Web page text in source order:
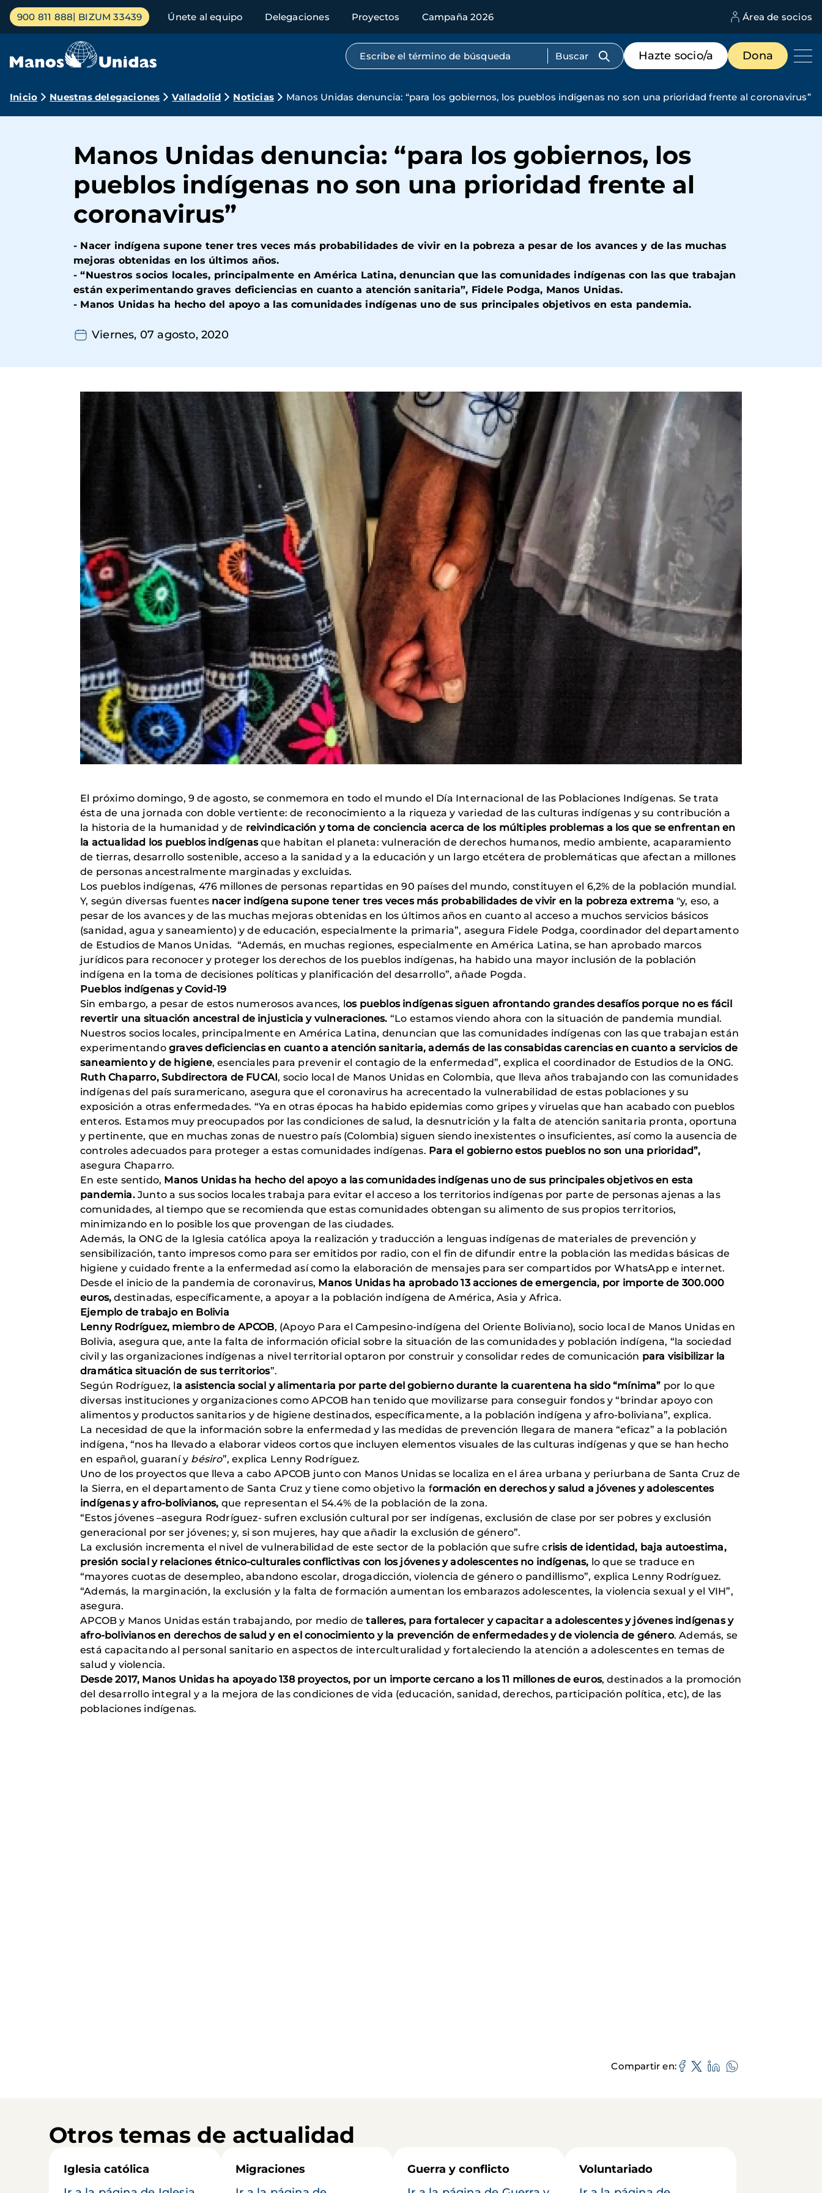
Pasar
contenido
Menú
principal
900 811 888 BIZUM 33439 Únete al equipo Delegaciones Proyectos Campaña 2026 Área de socios
Búsqueda por texto completo
Menú
de
destacados
Hazte socio/a Dona
Ruta
navegación
Inicio Nuestras delegaciones Valladolid Noticias Manos Unidas denuncia: “para los gobiernos, los pueblos indígenas no son una prioridad frente al coronavirus”
Manos Unidas denuncia: “para los gobiernos, los
pueblos indígenas no son una prioridad frente al
coronavirus”
- Nacer indígena supone tener tres veces más probabilidades de vivir en la pobreza a pesar de los avances y de las muchas
mejoras obtenidas en los últimos años.
-“Nuestros socios locales, principalmente en América Latina, denuncian que las comunidades indígenas con las que trabajan
están experimentando graves deficiencias en cuanto a atención sanitaria”, Fidele Podga, Manos Unidas.
- Manos Unidas ha hecho del apoyo a las comunidades indígenas uno de sus principales objetivos en esta pandemia.
Viernes, 07 agosto, 2020
El próximo domingo, 9 de agosto, se conmemora en todo el mundo el Día Internacional de las Poblaciones Indígenas. Se trata
ésta de una jornada con doble vertiente: de reconocimiento a la riqueza y variedad de las culturas indígenas y su contribución a
la historia de la humanidad y de reivindicación y toma de conciencia acerca de los múltiples problemas a los que se enfrentan en
la actualidad los pueblos indígenasque habitan el planeta: vulneración de derechos humanos, medio ambiente, acaparamiento
de tierras, desarrollo sostenible, acceso a la sanidad y a la educación y un largo etcétera de problemáticas que afectan a millones
de personas ancestralmente marginadas y excluidas.
Los pueblos indígenas, 476 millones de personas repartidas en 90 países del mundo, constituyen el 6,2% de la población mundial.
Y, según diversas fuentes nacer indígena supone tener tres veces más probabilidades de vivir en la pobreza extrema "y, eso, a
pesar de los avances y de las muchas mejoras obtenidas en los últimos años en cuanto al acceso a muchos servicios básicos
(sanidad, agua y saneamiento) y de educación, especialmente la primaria”, asegura Fidele Podga, coordinador del departamento
de Estudios de Manos Unidas. “Además, en muchas regiones, especialmente en América Latina, se han aprobado marcos
jurídicos para reconocer y proteger los derechos de los pueblos indígenas, ha habido una mayor inclusión de la población
indígena en la toma de decisiones políticas y planificación del desarrollo”, añade Pogda.
Pueblos indígenas y Covid-19
Sin embargo, a pesar de estos numerosos avances, los pueblos indígenas siguen afrontando grandes desafíos porque no es fácil
revertir una situación ancestral de injusticia y vulneraciones. “Lo estamos viendo ahora con la situación de pandemia mundial.
Nuestros socios locales, principalmente en América Latina, denuncian que las comunidades indígenas con las que trabajan están
experimentando graves deficiencias en cuanto a atención sanitaria, además de las consabidas carencias en cuanto a servicios de
saneamiento y de higiene, esenciales para prevenir el contagio de la enfermedad”, explica el coordinador de Estudios de la ONG.
Ruth Chaparro, Subdirectora de FUCAI, socio local de Manos Unidas en Colombia, que lleva años trabajando con las comunidades
indígenas del país suramericano, asegura que el coronavirus ha acrecentado la vulnerabilidad de estas poblaciones y su
exposición a otras enfermedades. “Ya en otras épocas ha habido epidemias como gripes y viruelas que han acabado con pueblos
enteros. Estamos muy preocupados por las condiciones de salud, la desnutrición y la falta de atención sanitaria pronta, oportuna
y pertinente, que en muchas zonas de nuestro país (Colombia) siguen siendo inexistentes o insuficientes, así como la ausencia de
controles adecuados para proteger a estas comunidades indígenas. Para el gobierno estos pueblos no son una prioridad”,
asegura Chaparro.
En este sentido, Manos Unidas ha hecho del apoyo a las comunidades indígenas uno de sus principales objetivos en esta
pandemia.Junto a sus socios locales trabaja para evitar el acceso a los territorios indígenas por parte de personas ajenas a las
comunidades, al tiempo que se recomienda que estas comunidades obtengan su alimento de sus propios territorios,
minimizando en lo posible los que provengan de las ciudades.
Además, la ONG de la Iglesia católica apoya la realización y traducción a lenguas indígenas de materiales de prevención y
sensibilización, tanto impresos como para ser emitidos por radio, con el fin de difundir entre la población las medidas básicas de
higiene y cuidado frente a la enfermedad así como la elaboración de mensajes para ser compartidos por WhatsApp e internet.
Desde el inicio de la pandemia de coronavirus, Manos Unidas ha aprobado 13 acciones de emergencia, por importe de 300.000
euros, destinadas, específicamente, a apoyar a la población indígena de América, Asia y Africa.
Ejemplo de trabajo en Bolivia
Lenny Rodríguez, miembro de APCOB, (Apoyo Para el Campesino-indígena del Oriente Boliviano), socio local de Manos Unidas en
Bolivia, asegura que, ante la falta de información oficial sobre la situación de las comunidades y población indígena, “la sociedad
civil y las organizaciones indígenas a nivel territorial optaron por construir y consolidar redes de comunicación para visibilizar la
dramática situación de sus territorios”.
Según Rodríguez, la asistencia social y alimentaria por parte del gobierno durante la cuarentena ha sido “mínima” por lo que
diversas instituciones y organizaciones como APCOB han tenido que movilizarse para conseguir fondos y “brindar apoyo con
alimentos y productos sanitarios y de higiene destinados, específicamente, a la población indígena y afro-boliviana”, explica.
La necesidad de que la información sobre la enfermedad y las medidas de prevención llegara de manera “eficaz” a la población
indígena, “nos ha llevado a elaborar videos cortos que incluyen elementos visuales de las culturas indígenas y que se han hecho
en español, guaraní y bésiro”, explica Lenny Rodríguez.
Uno de los proyectos que lleva a cabo APCOB junto con Manos Unidas se localiza en el área urbana y periurbana de Santa Cruz de
la Sierra, en el departamento de Santa Cruz y tiene como objetivo la formación en derechos y salud a jóvenes y adolescentes
indígenas y afro-bolivianos, que representan el 54.4% de la población de la zona.
“Estos jóvenes –asegura Rodríguez- sufren exclusión cultural por ser indígenas, exclusión de clase por ser pobres y exclusión
generacional por ser jóvenes; y, si son mujeres, hay que añadir la exclusión de género”.
La exclusión incrementa el nivel de vulnerabilidad de este sector de la población que sufre crisis de identidad, baja autoestima,
presión social y relaciones étnico-culturales conflictivas con los jóvenes y adolescentes no indígenas, lo que se traduce en
“mayores cuotas de desempleo, abandono escolar, drogadicción, violencia de género o pandillismo”, explica Lenny Rodríguez.
“Además, la marginación, la exclusión y la falta de formación aumentan los embarazos adolescentes, la violencia sexual y el VIH”,
asegura.
APCOB y Manos Unidas están trabajando, por medio detalleres, para fortalecer y capacitar a adolescentes y jóvenes indígenas y
afro-bolivianos en derechos de salud y en el conocimiento y la prevención de enfermedades y de violencia de género. Además, se
está capacitando al personal sanitario en aspectos de interculturalidad y fortaleciendo la atención a adolescentes en temas de
salud y violencia.
Desde 2017, Manos Unidas ha apoyado 138 proyectos, por un importe cercano a los 11 millones de euros, destinados a la promoción
del desarrollo integral y a la mejora de las condiciones de vida (educación, sanidad, derechos, participación política, etc), de las
poblaciones indígenas.
Compartir en
Otros temas de actualidad
Iglesia católica
Migraciones
Guerra y conflicto
Voluntariado